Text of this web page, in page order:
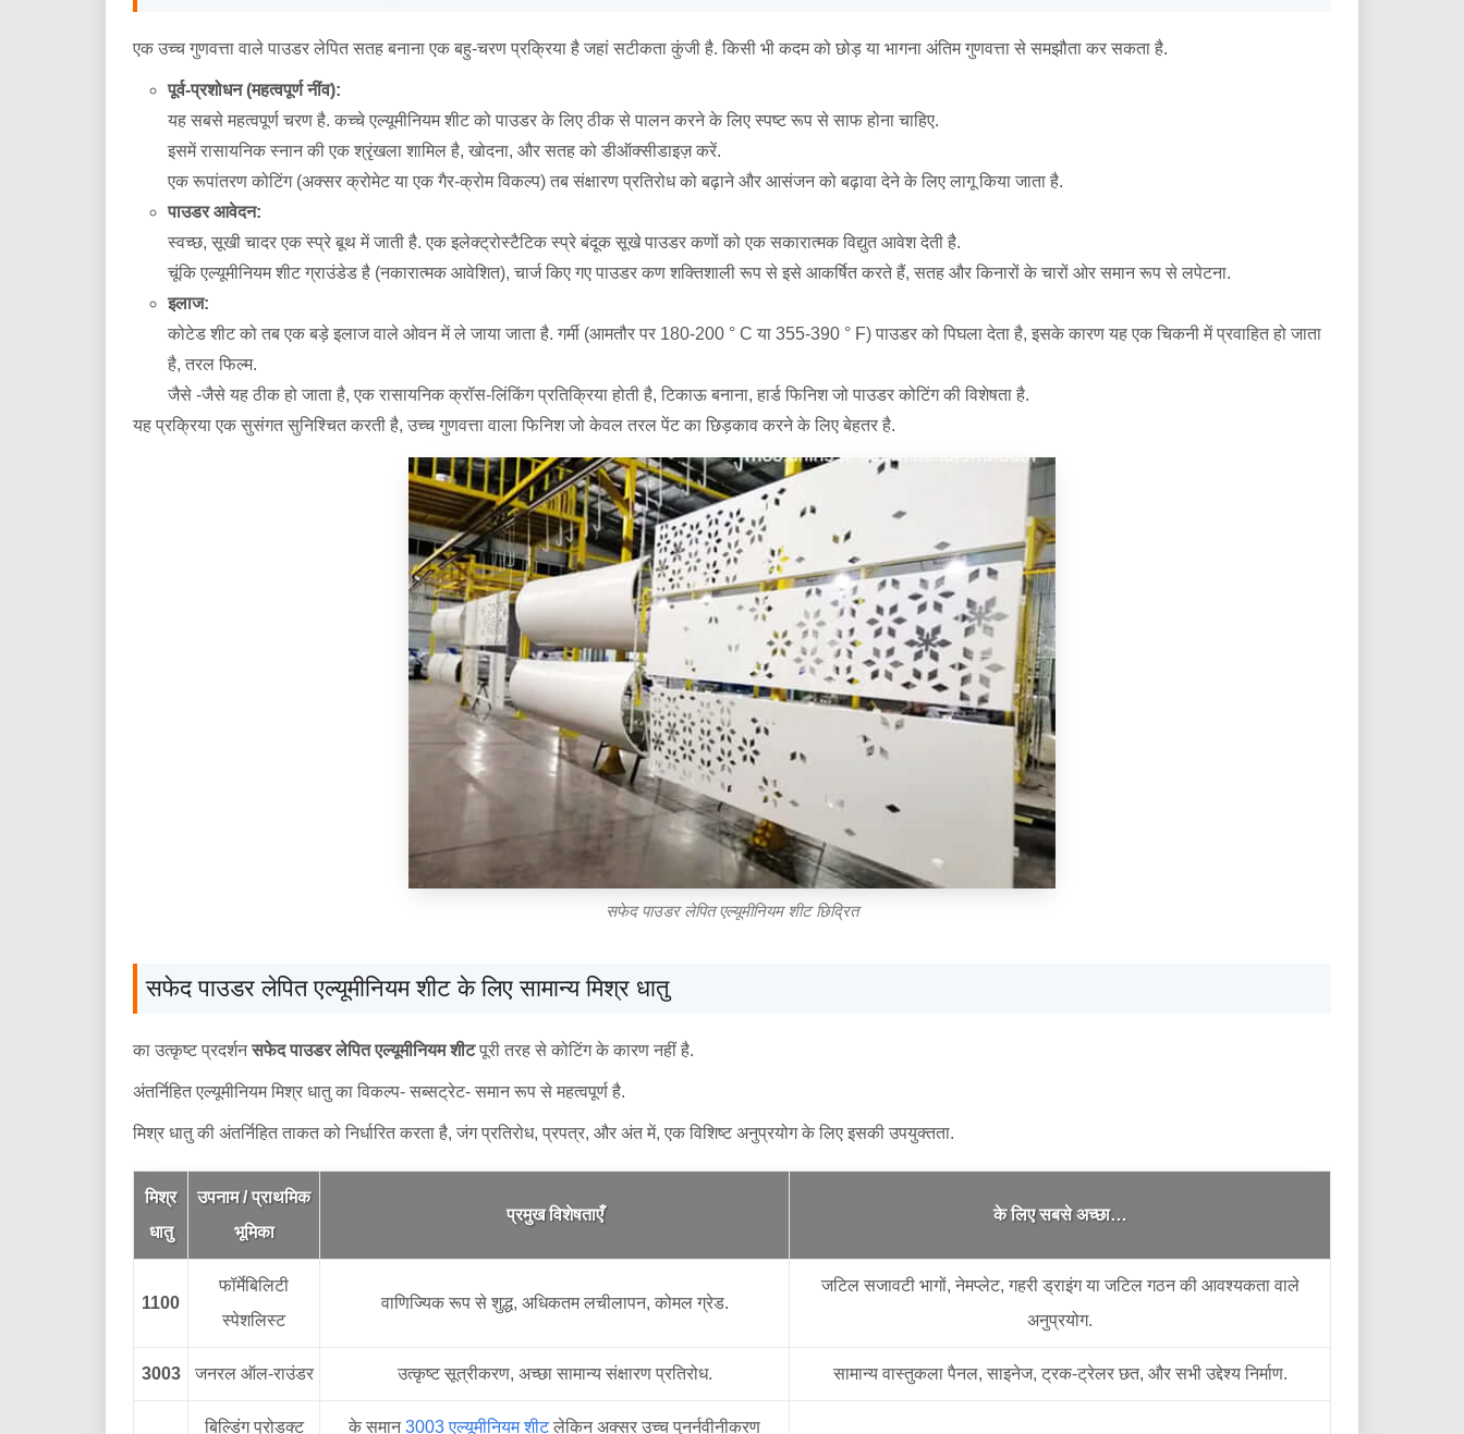
एक उच्च गुणवत्ता वाले पाउडर लेपित सतह बनाना एक बहु-चरण प्रक्रिया है जहां सटीकता कुंजी है. किसी भी कदम को छोड़ या भागना अंतिम गुणवत्ता से समझौता कर सकता है.
पूर्व-प्रशोधन (महत्वपूर्ण नींव):
यह सबसे महत्वपूर्ण चरण है. कच्चे एल्यूमीनियम शीट को पाउडर के लिए ठीक से पालन करने के लिए स्पष्ट रूप से साफ होना चाहिए.
इसमें रासायनिक स्नान की एक श्रृंखला शामिल है, खोदना, और सतह को डीऑक्सीडाइज़ करें.
एक रूपांतरण कोटिंग (अक्सर क्रोमेट या एक गैर-क्रोम विकल्प) तब संक्षारण प्रतिरोध को बढ़ाने और आसंजन को बढ़ावा देने के लिए लागू किया जाता है.
पाउडर आवेदन:
स्वच्छ, सूखी चादर एक स्प्रे बूथ में जाती है. एक इलेक्ट्रोस्टैटिक स्प्रे बंदूक सूखे पाउडर कणों को एक सकारात्मक विद्युत आवेश देती है.
चूंकि एल्यूमीनियम शीट ग्राउंडेड है (नकारात्मक आवेशित), चार्ज किए गए पाउडर कण शक्तिशाली रूप से इसे आकर्षित करते हैं, सतह और किनारों के चारों ओर समान रूप से लपेटना.
इलाज:
कोटेड शीट को तब एक बड़े इलाज वाले ओवन में ले जाया जाता है. गर्मी (आमतौर पर 180-200 ° C या 355-390 ° F) पाउडर को पिघला देता है, इसके कारण यह एक चिकनी में प्रवाहित हो जाता
है, तरल फिल्म.
जैसे -जैसे यह ठीक हो जाता है, एक रासायनिक क्रॉस-लिंकिंग प्रतिक्रिया होती है, टिकाऊ बनाना, हार्ड फिनिश जो पाउडर कोटिंग की विशेषता है.
यह प्रक्रिया एक सुसंगत सुनिश्चित करती है, उच्च गुणवत्ता वाला फिनिश जो केवल तरल पेंट का छिड़काव करने के लिए बेहतर है.
सफेद पाउडर लेपित एल्यूमीनियम शीट छिद्रित
सफेद पाउडर लेपित एल्यूमीनियम शीट के लिए सामान्य मिश्र धातु
का उत्कृष्ट प्रदर्शनसफेद पाउडर लेपित एल्यूमीनियम शीटपूरी तरह से कोटिंग के कारण नहीं है.
अंतर्निहित एल्यूमीनियम मिश्र धातु का विकल्प- सब्सट्रेट- समान रूप से महत्वपूर्ण है.
मिश्र धातु की अंतर्निहित ताकत को निर्धारित करता है, जंग प्रतिरोध, प्रपत्र, और अंत में, एक विशिष्ट अनुप्रयोग के लिए इसकी उपयुक्तता.
मिश्र
धातु
उपनाम / प्राथमिक
भूमिका
प्रमुख विशेषताएँ के लिए सबसे अच्छा…
1100
फॉर्मेबिलिटी
स्पेशलिस्ट
वाणिज्यिक रूप से शुद्ध, अधिकतम लचीलापन, कोमल ग्रेड.
जटिल सजावटी भागों, नेमप्लेट, गहरी ड्राइंग या जटिल गठन की आवश्यकता वाले
अनुप्रयोग.
3003 जनरल ऑल-राउंडर उत्कृष्ट सूत्रीकरण, अच्छा सामान्य संक्षारण प्रतिरोध. सामान्य वास्तुकला पैनल, साइनेज, ट्रक-ट्रेलर छत, और सभी उद्देश्य निर्माण.
बिल्डिंग प्रोडक्ट के समान3003 एल्यूमीनियम शीटलेकिन अक्सर उच्च पुनर्नवीनीकरण